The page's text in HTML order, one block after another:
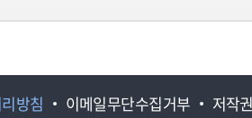
방침 이메일무단수집거부 저작